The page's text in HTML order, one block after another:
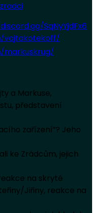
SqNyYjdFx6
vojtakotekoff/
markuskrug/
a Markuse,
představení
zařízení”? Jeho
ke Zrádcům, jejich
na skryté
Jiřiny, reakce na